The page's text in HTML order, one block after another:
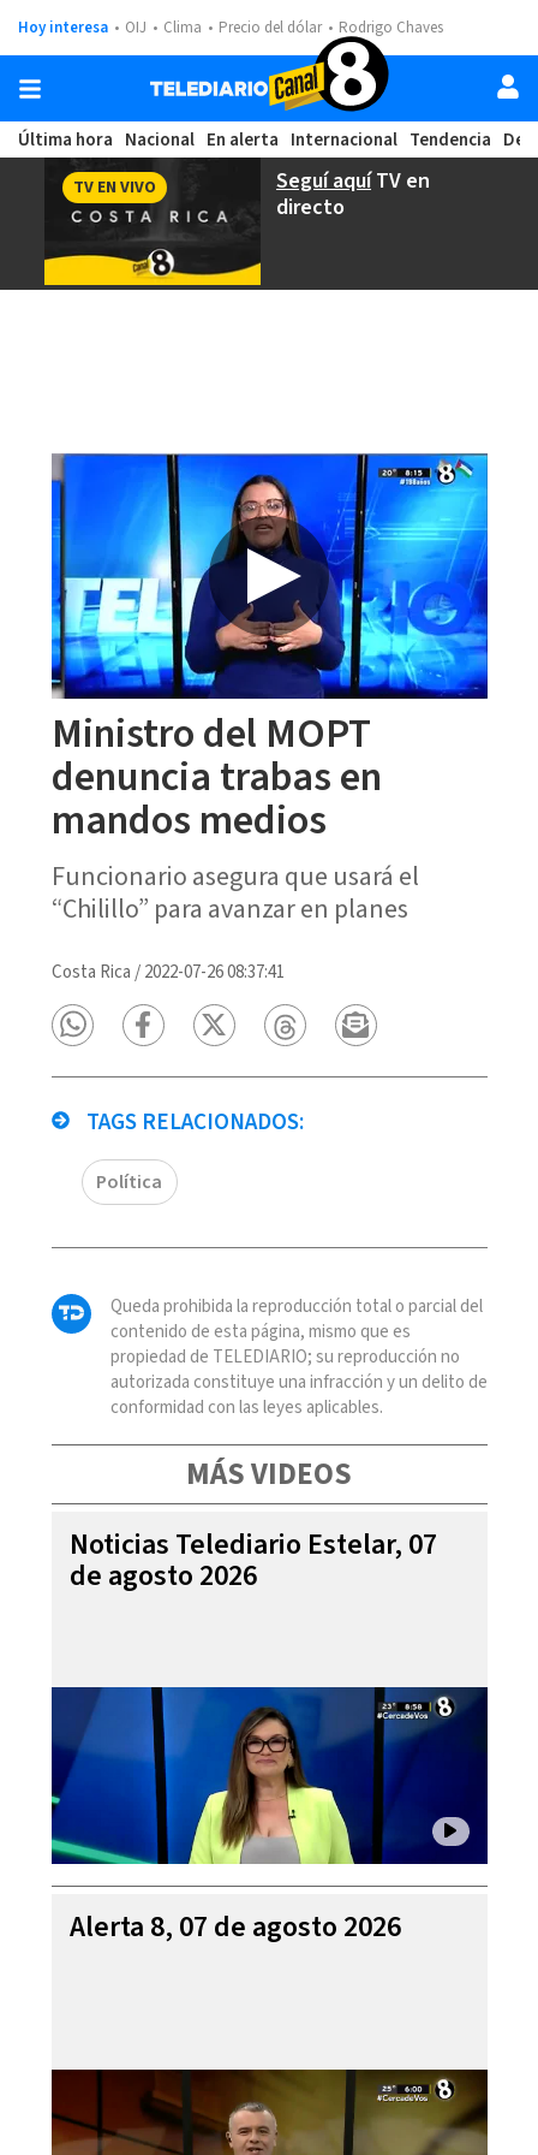
Hoy interesa OIJ Clima Precio del dólar Rodrigo Chaves
Última hora Nacional En alerta Internacional Tendencia
Seguí aquíTV en
directo
TV EN VIVO
Ministro del MOPT
denuncia trabas en
mandos medios
Funcionario asegura que usará el
“Chilillo” para avanzar en planes
Costa Rica /2022-07-26 08:37:41
TAGS RELACIONADOS:
Política
Queda prohibida la reproducción total o parcial del
contenido de esta página, mismo que es
propiedad de TELEDIARIO; su reproducción no
autorizada constituye una infracción y un delito de
conformidad con las leyes aplicables.
MÁS VIDEOS
Noticias Telediario Estelar, 07
de agosto 2026
Alerta 8, 07 de agosto 2026